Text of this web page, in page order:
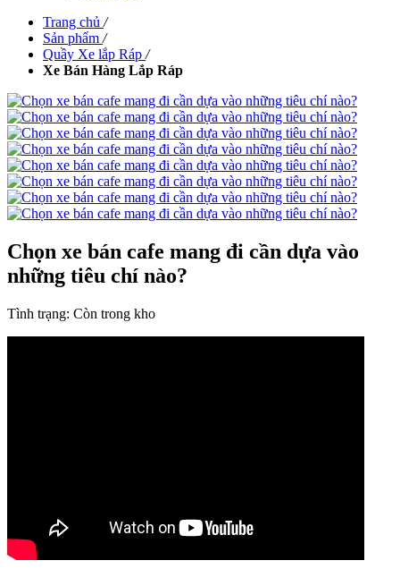
Trang chủ /
Sản phẩm /
Quầy Xe lắp Ráp /
Xe Bán Hàng Lắp Ráp
Chọn xe bán cafe mang đi cần dựa vào
những tiêu chí nào?
Tình trạng: Còn trong kho